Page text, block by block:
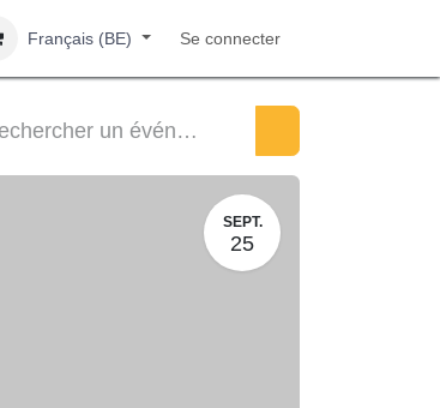
Français (BE) Se connecter
SEPT.
25